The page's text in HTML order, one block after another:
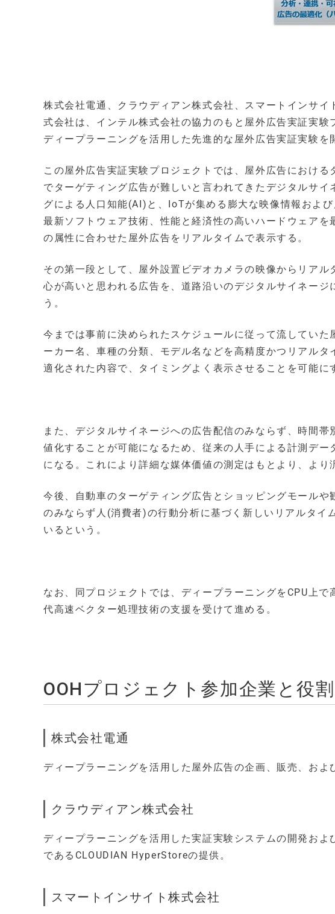
株式会社電通、クラウディアン株式会社、スマートインサ
式会社は、インテル株式会社の協力のもと屋外広告実証実験
ディープラーニングを活用した先進的な屋外広告実証実験を
この屋外広告実証実験プロジェクトでは、屋外広告におけ
でターゲティング広告が難しいと言われてきたデジタルサ
グによる人口知能(AI)と、IoTが集める膨大な映像情報およ
最新ソフトウェア技術、性能と経済性の高いハードウェア
の属性に合わせた屋外広告をリアルタイムで表示する。
その第一段として、屋外設置ビデオカメラの映像からリア
心が高いと思われる広告を、道路沿いのデジタルサイネー
う。
今までは事前に決められたスケジュールに従って流してい
ーカー名、車種の分類、モデル名などを高精度かつリアル
適化された内容で、タイミングよく表示させることを可能に
また、デジタルサイネージへの広告配信のみならず、時間
値化することが可能になるため、従来の人手による計測デ
になる。これにより詳細な媒体価値の測定はもとより、より
今後、自動車のターゲティング広告とショッピングモール
のみならず人(消費者)の行動分析に基づく新しいリアルタイ
いるという。
なお、同プロジェクトでは、ディープラーニングをCPU上
代高速ベクター処理技術の支援を受けて進める。
OOHプロジェクト参加企業と役割
株式会社電通
ディープラーニングを活用した屋外広告の企画、販売、およ
クラウディアン株式会社
ディープラーニングを活用した実証実験システムの開発お
であるCLOUDIAN HyperStoreの提供。
スマートインサイト株式会社